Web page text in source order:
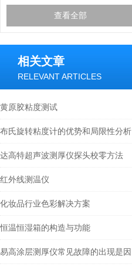
查看全部
相关文章
RELEVANT ARTICLES
黄原胶粘度测试
布氏旋转粘度计的优势和局限性分析
达高特超声波测厚仪探头校零方法
红外线测温仪
化妆品行业色彩解决方案
恒温恒湿箱的构造与功能